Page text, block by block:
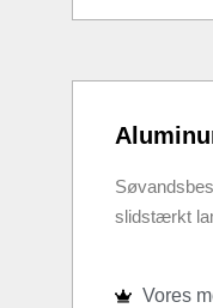
slidstærkt
Vores